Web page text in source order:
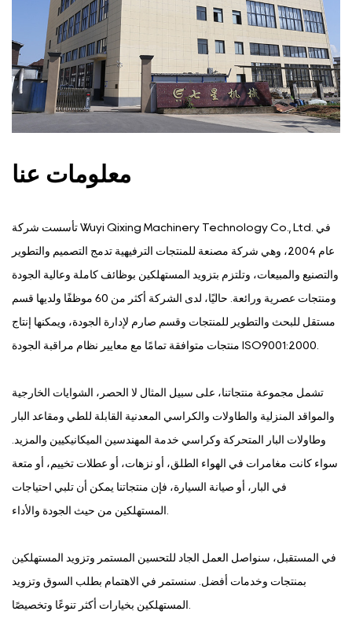
معلومات عنا
تأسست شركة Wuyi Qixing Machinery Technology Co., Ltd. في
عام 2004، وهي شركة مصنعة للمنتجات الترفيهية تدمج التصميم والتطوير
والتصنيع والمبيعات، وتلتزم بتزويد المستهلكين بوظائف كاملة وعالية الجودة
ومنتجات عصرية ورائعة. حاليًا، لدى الشركة أكثر من 60 موظفًا ولديها قسم
مستقل للبحث والتطوير للمنتجات وقسم صارم لإدارة الجودة، ويمكنها إنتاج
منتجات متوافقة تمامًا مع معايير نظام مراقبة الجودة ISO9001:2000.
تشمل مجموعة منتجاتنا، على سبيل المثال لا الحصر، الشوايات الخارجية
والمواقد المنزلية والطاولات والكراسي المعدنية القابلة للطي ومقاعد البار
وطاولات البار المتحركة وكراسي خدمة المهندسين الميكانيكيين والمزيد.
سواء كانت مغامرات في الهواء الطلق، أو نزهات، أو عطلات تخييم، أو متعة
في البار، أو صيانة السيارة، فإن منتجاتنا يمكن أن تلبي احتياجات
في المستقبل، سنواصل العمل الجاد للتحسين المستمر وتزويد المستهلكين
بمنتجات وخدمات أفضل. سنستمر في الاهتمام بطلب السوق وتزويد